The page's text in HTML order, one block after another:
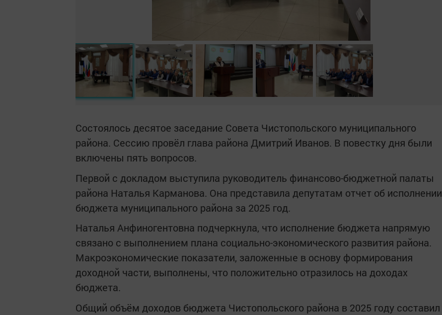
Состоялось десятое заседание Совета Чистопольского муниципального
района. Сессию провёл глава района Дмитрий Иванов. В повестку дня были
включены пять вопросов.
Первой с докладом выступила руководитель финансово-бюджетной палаты
района Наталья Карманова. Она представила депутатам отчет об исполнении
бюджета муниципального района за 2025 год.
Наталья Анфиногентовна подчеркнула, что исполнение бюджета напрямую
связано с выполнением плана социально-экономического развития района.
Макроэкономические показатели, заложенные в основу формирования
доходной части, выполнены, что положительно отразилось на доходах
бюджета.
Общий объём доходов бюджета Чистопольского района в 2025 году составил